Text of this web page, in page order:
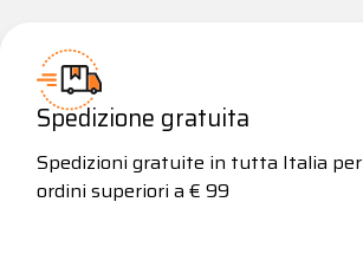
Spedizione gratuita
Spedizioni gratuite in tutta Italia per
ordini superiori a € 99